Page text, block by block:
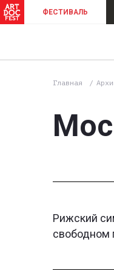
ФЕСТИВАЛЬ
Главная
Рижский
свободном